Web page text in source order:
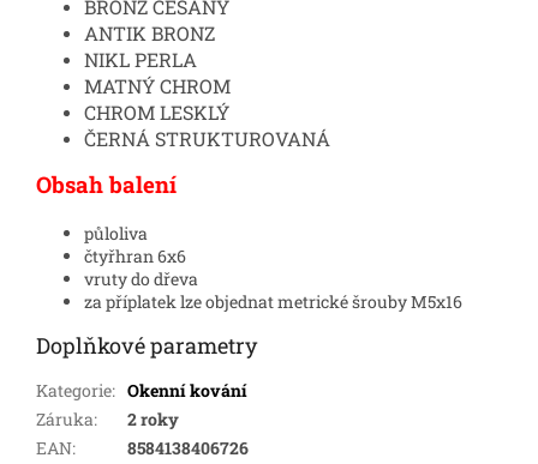
BRONZ ČESANÝ
ANTIK BRONZ
NIKL PERLA
MATNÝ CHROM
CHROM LESKLÝ
ČERNÁ STRUKTUROVANÁ
Obsah balení
půloliva
čtyřhran 6x6
vruty do dřeva
za příplatek lze objednat metrické šrouby M5x16
Doplňkové parametry
Kategorie: Okenní kování
Záruka:
2 roky
EAN:
8584138406726